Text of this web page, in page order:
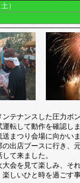
）
ンテナンスした圧力ポ
転して動作を確認しま
まつり会場に向かいま
の出店ブースに行き、
て来ました。
大会を見て楽しみ、そ
しいひと時を過ごす